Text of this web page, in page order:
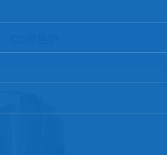
温物性检测设备
仪
及制样设备